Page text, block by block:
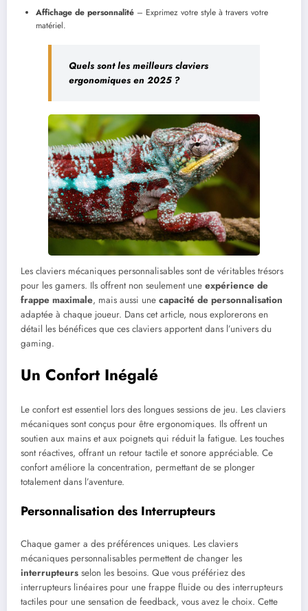
Affichage de personnalité – Exprimez votre style à travers votre
matériel.
Quels sont les meilleurs claviers
ergonomiques en 2025 ?
Les claviers mécaniques personnalisables sont de véritables trésors
pour les gamers. Ils offrent non seulement une expérience de
frappe maximale, mais aussi une capacité de personnalisation
adaptée à chaque joueur. Dans cet article, nous explorerons en
détail les bénéfices que ces claviers apportent dans l’univers du
gaming.
Un Confort Inégalé
Le confort est essentiel lors des longues sessions de jeu. Les claviers
mécaniques sont conçus pour être ergonomiques. Ils offrent un
soutien aux mains et aux poignets qui réduit la fatigue. Les touches
sont réactives, offrant un retour tactile et sonore appréciable. Ce
confort améliore la concentration, permettant de se plonger
totalement dans l’aventure.
Personnalisation des Interrupteurs
Chaque gamer a des préférences uniques. Les claviers
mécaniques personnalisables permettent de changer les
interrupteurs selon les besoins. Que vous préfériez des
interrupteurs linéaires pour une frappe fluide ou des interrupteurs
tactiles pour une sensation de feedback, vous avez le choix. Cette